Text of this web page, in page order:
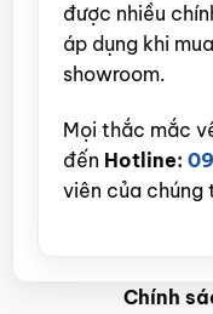
được nhiều
áp dụng khi
showroom.
Mọi thắc mắc
đến Hotline:
viên của chúng
Chính